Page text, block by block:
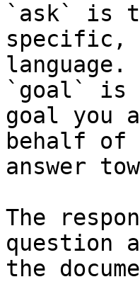
`ask` is
specific,
language.
`goal` is
goal you
behalf
answer
The
question
the